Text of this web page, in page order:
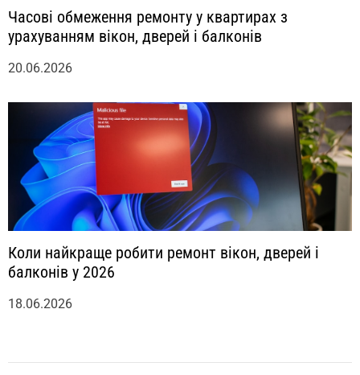
Часові обмеження ремонту у квартирах з
урахуванням вікон, дверей і балконів
20.06.2026
Коли найкраще робити ремонт вікон, дверей і
балконів у 2026
18.06.2026